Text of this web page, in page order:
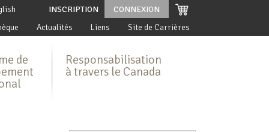
CONNEXION
INSCRIPTION
Actualités Liens Site de Carrières
de
Responsabilisation
à travers le Canada